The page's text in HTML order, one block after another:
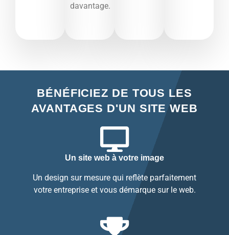
davantage.​
BÉNÉFICIEZ DE TOUS LES
AVANTAGES D'UN SITE WEB
Un site web à votre image
Un design sur mesure qui reflète parfaitement
votre entreprise et vous démarque sur le web.